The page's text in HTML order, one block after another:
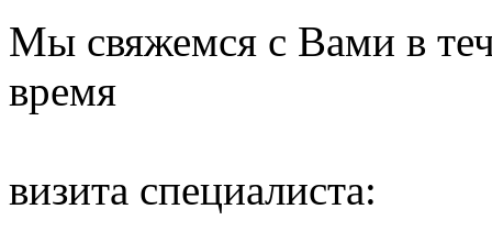
Мы свяжемся с Вами в
время
визита специалиста: